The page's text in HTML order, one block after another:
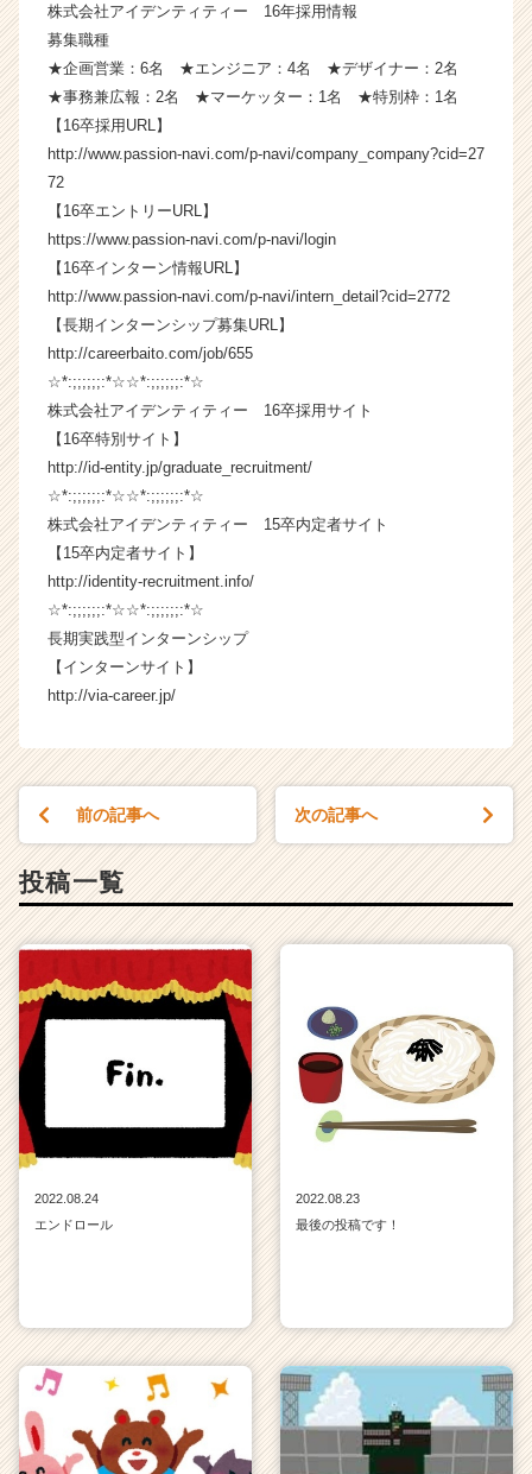
成
企
業
ら
カ
ウ
ト
が
届
く
就
活
イ
チ
ア
キ
h
C
e
株式会社アイデンティティー 16年採用情報
募集職種
★企画営業：6名 ★エンジニア：4名 ★デザイナー：2名
★事務兼広報：2名 ★マーケッター：1名 ★特別枠：1名
【16卒採用URL】
http://www.passion-navi.com/p-navi/company_company?cid=27
72
【16卒エントリーURL】
https://www.passion-navi.com/p-navi/login
【16卒インターン情報URL】
http://www.passion-navi.com/p-navi/intern_detail?cid=2772
【長期インターンシップ募集URL】
http://careerbaito.com/job/655
☆*:;;;;;;:*☆☆*:;;;;;;:*☆
株式会社アイデンティティー 16卒採用サイト
【16卒特別サイト】
http://id-entity.jp/graduate_recruitment/
☆*:;;;;;;:*☆☆*:;;;;;;:*☆
株式会社アイデンティティー 15卒内定者サイト
【15卒内定者サイト】
http://identity-recruitment.info/
☆*:;;;;;;:*☆☆*:;;;;;;:*☆
長期実践型インターンシップ
【インターンサイト】
http://via-career.jp/
前の記事へ 次の記事へ
投稿一覧
2022.08.24
エンドロール
2022.08.23
最後の投稿です！